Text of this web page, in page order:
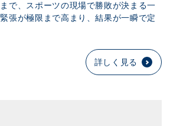
で、スポーツの現場で勝敗が決まる一
張が極限まで高まり、結果が一瞬で定
詳しく見る